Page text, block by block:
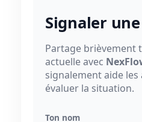
Signaler
Partage brièvement
actuelle avec
signalement aide
évaluer la situation.
Ton nom